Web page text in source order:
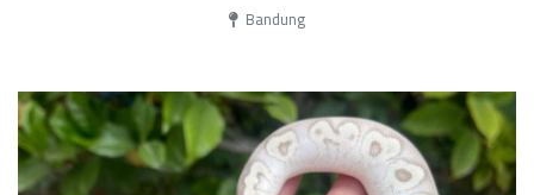
Bandung